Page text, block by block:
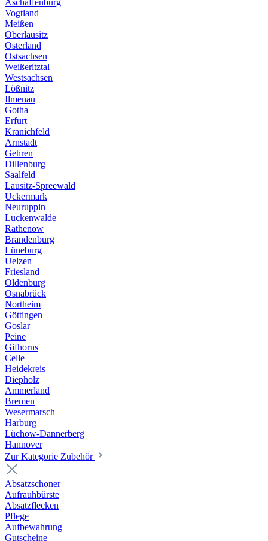
Aschaffenburg
Vogtland
Meißen
Oberlausitz
Osterland
Ostsachsen
Weißeritztal
Westsachsen
Lößnitz
Ilmenau
Gotha
Erfurt
Kranichfeld
Arnstadt
Gehren
Dillenburg
Saalfeld
Lausitz-Spreewald
Uckermark
Neuruppin
Luckenwalde
Rathenow
Brandenburg
Lüneburg
Uelzen
Friesland
Oldenburg
Osnabrück
Northeim
Göttingen
Goslar
Peine
Gifhorns
Celle
Heidekreis
Diepholz
Ammerland
Bremen
Wesermarsch
Harburg
Lüchow-Dannerberg
Hannover
Zur Kategorie Zubehör
Absatzschoner
Aufrauhbürste
Absatzflecken
Pflege
Aufbewahrung
Gutscheine